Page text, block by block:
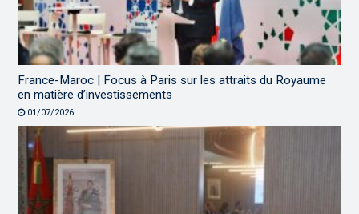
France-Maroc | Focus à Paris sur les attraits du Royaume
en matière d’investissements
01/07/2026